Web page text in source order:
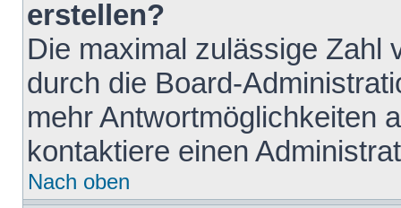
erstellen?
Die maximal zulässige Zahl
durch die Board-
mehr Antwortmöglichkeiten
kontaktiere einen
Nach oben